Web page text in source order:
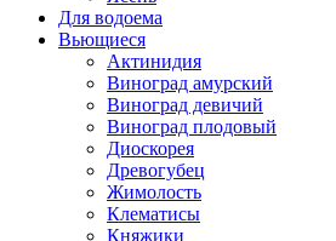
Для водоема
Вьющиеся
Актинидия
Виноград амурский
Виноград девичий
Виноград плодовый
Диоскорея
Древогубец
Жимолость
Клематисы
Княжики